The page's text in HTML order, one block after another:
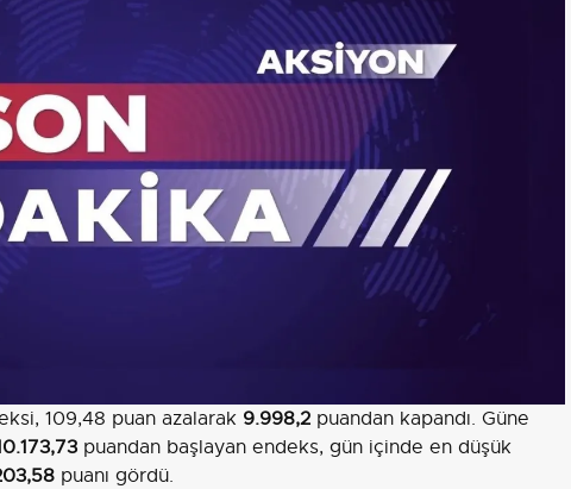
109,48 puan azalarak 9.998,2 puandan kapandı. Güne
puandan başlayan endeks, gün içinde en düşük
puanı gördü.